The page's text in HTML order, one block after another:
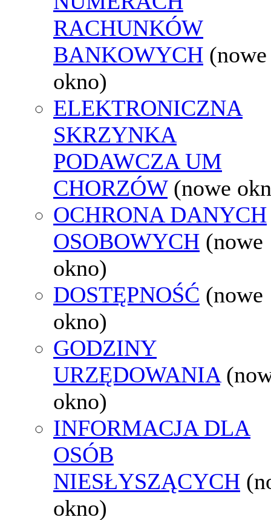
RACHUNKÓW
BANKOWYCH (nowe
okno)
ELEKTRONICZNA
SKRZYNKA
PODAWCZA UM
CHORZÓW (nowe
OCHRONA DANYCH
OSOBOWYCH (nowe
okno)
DOSTĘPNOŚĆ (nowe
okno)
GODZINY
URZĘDOWANIA
okno)
INFORMACJA DLA
OSÓB
NIESŁYSZĄCYCH
okno)